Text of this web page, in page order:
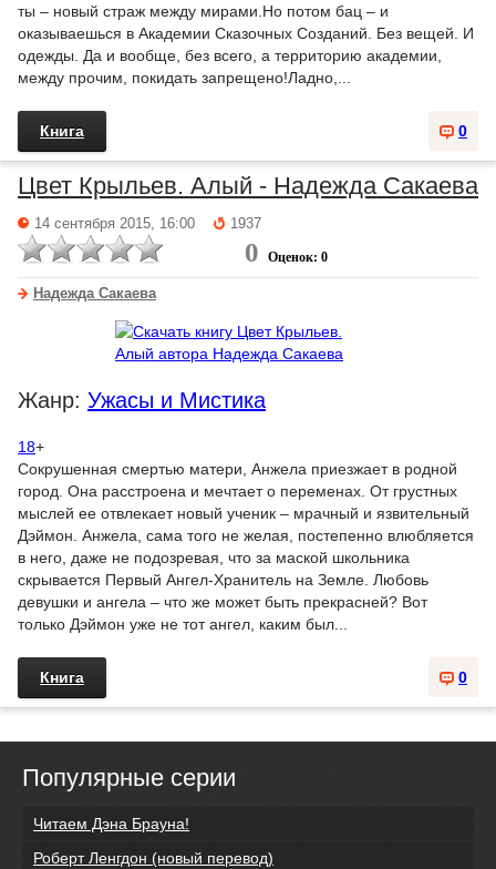
ты – новый страж между мирами.Но потом бац – и
оказываешься в Академии Сказочных Созданий. Без вещей. И
одежды. Да и вообще, без всего, а территорию академии,
между прочим, покидать запрещено!Ладно,...
0
Книга
Цвет Крыльев. Алый - Надежда Сакаева
14 сентября 2015, 16:00 1937
0 Оценок: 0
Надежда Сакаева
Жанр: Ужасы и Мистика
18+
Сокрушенная смертью матери, Анжела приезжает в родной
город. Она расстроена и мечтает о переменах. От грустных
мыслей ее отвлекает новый ученик – мрачный и язвительный
Дэймон. Анжела, сама того не желая, постепенно влюбляется
в него, даже не подозревая, что за маской школьника
скрывается Первый Ангел-Хранитель на Земле. Любовь
девушки и ангела – что же может быть прекрасней? Вот
только Дэймон уже не тот ангел, каким был...
0
Книга
Популярные серии
Читаем Дэна Брауна!
Роберт Ленгдон (новый перевод)